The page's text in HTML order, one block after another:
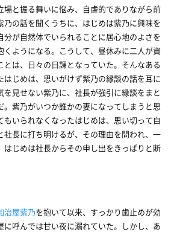
場と振る舞いに悩み、自虐的でありながら前
乃の話を聞くうちに、はじめは紫乃に興味を
分が自然体でいられることに居心地のよさを
くようになる。こうして、昼休みに二人が資
は、日々の日課となっていた。そんなある
はじめは、思いがけず紫乃の縁談の話を耳に
を見せない紫乃に、社長が強引に縁談をまと
。紫乃がいつか誰かの妻になってしまうと思
もいられなくなったはじめは、思い切って自
社長に打ち明けるが、その理由を問われ、一
はじめは社長からその申し出をきっぱりと断
治屋紫乃を抱いて以来、すっかり歯止めが効
に呼んでは甘い夜に溺れていた。しかし、あ